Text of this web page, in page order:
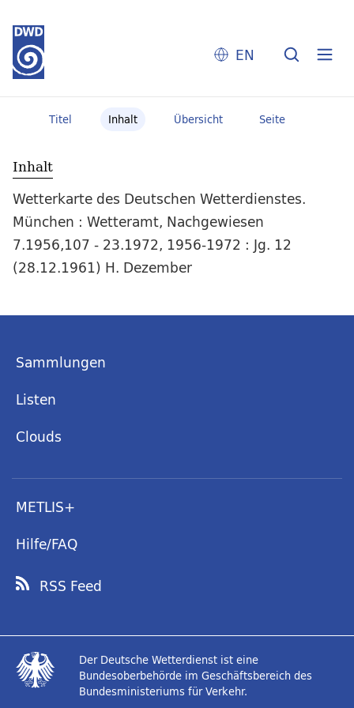
EN
Titel Inhalt Übersicht Seite
Inhalt
Wetterkarte des Deutschen Wetterdienstes.
München : Wetteramt, Nachgewiesen
7.1956,107 - 23.1972, 1956-1972 : Jg. 12
(28.12.1961) H. Dezember
Sammlungen
Listen
Clouds
METLIS+
Hilfe/FAQ
RSS Feed
Der Deutsche Wetterdienst ist eine
Bundesoberbehörde im Geschäftsbereich des
Bundesministeriums für Verkehr.